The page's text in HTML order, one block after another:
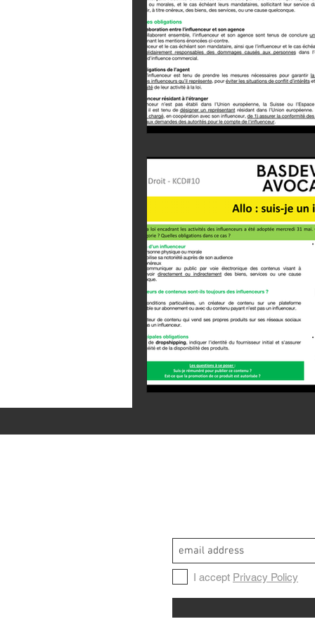
I accept Privacy Policy